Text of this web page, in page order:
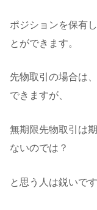
ポジションを保有
とができます。
先物取引の場合は
できますが、
無期限先物取引は
ないのでは？
と思う人は鋭いで